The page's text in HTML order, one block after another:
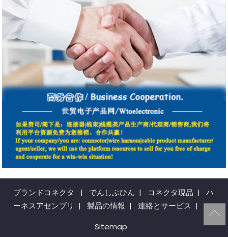
ブランドコネクタ | でんしぶひん | コネクタ現品 |
ハ
ーネスアセンブリ | 製品の情報 | 連絡とサービス |
Sitemap